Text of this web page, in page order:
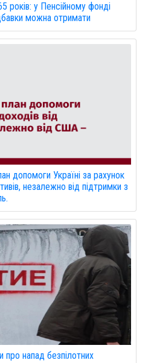
років: у Пенсійному фонді
можна отримати
допомоги Україні за рахунок
незалежно від підтримки з
про напад безпілотних